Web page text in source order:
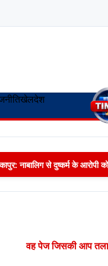
खेलदेश
नाबालिग से दुष्कर्म के आरोपी
वह पेज जिसकी आप